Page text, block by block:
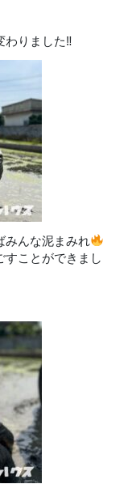
わりました‼
みんな泥まみれ
すことができまし